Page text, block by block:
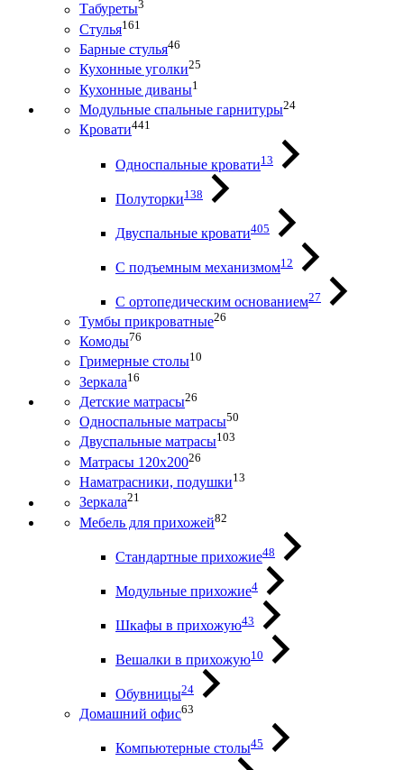
Табуреты3
Стулья161
Барные стулья46
Кухонные уголки25
Кухонные диваны1
Модульные спальные гарнитуры24
Кровати441
Односпальные кровати13
Полуторки138
Двуспальные кровати405
С подъемным механизмом12
С ортопедическим основанием27
Тумбы прикроватные26
Комоды76
Гримерные столы10
Зеркала16
Детские матрасы26
Односпальные матрасы50
Двуспальные матрасы103
Матрасы 120х20026
Наматрасники, подушки13
Зеркала21
Мебель для прихожей82
Стандартные прихожие48
Модульные прихожие4
Шкафы в прихожую43
Вешалки в прихожую10
Обувницы24
Домашний офис63
Компьютерные столы45